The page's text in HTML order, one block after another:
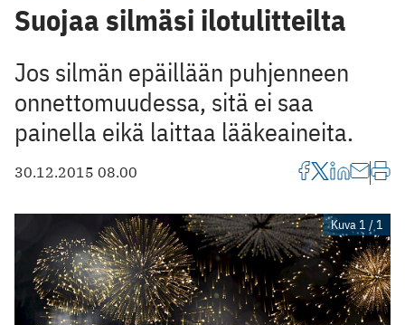
Suojaa silmäsi ilotulitteilta
Jos silmän epäillään puhjenneen
onnettomuudessa, sitä ei saa
painella eikä laittaa lääkeaineita.
30.12.2015 08.00
Kuva 1 / 1